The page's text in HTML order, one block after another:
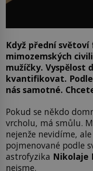
Když přední
mimozemských
mužíčky. Vyspělost
kvantifikovat.
nás samotné.
Pokud se někdo
vrcholu, má smůlu.
nejenže nevidíme,
pojmenované podle
astrofyzika Nikolaje
nejsme.